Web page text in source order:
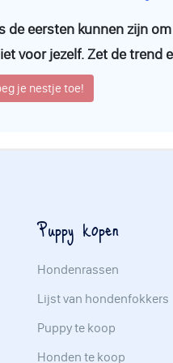
eersten kunnen zijn
voor jezelf. Zet de trend
je nestje toe!
Puppy kopen
Hondenrassen
Lijst van hondenfokkers
Puppy te koop
Honden te koop